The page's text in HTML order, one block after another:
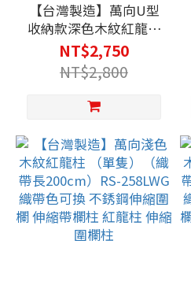
【台灣製造】萬向U型
收納款深色木紋紅龍柱
（單隻）（織帶長
200cm）RS-A2DWGU
織帶色可換 不銹鋼伸縮
圍欄 伸縮帶欄柱 紅龍柱
伸縮圍欄柱
NT$2,750
NT$2,800